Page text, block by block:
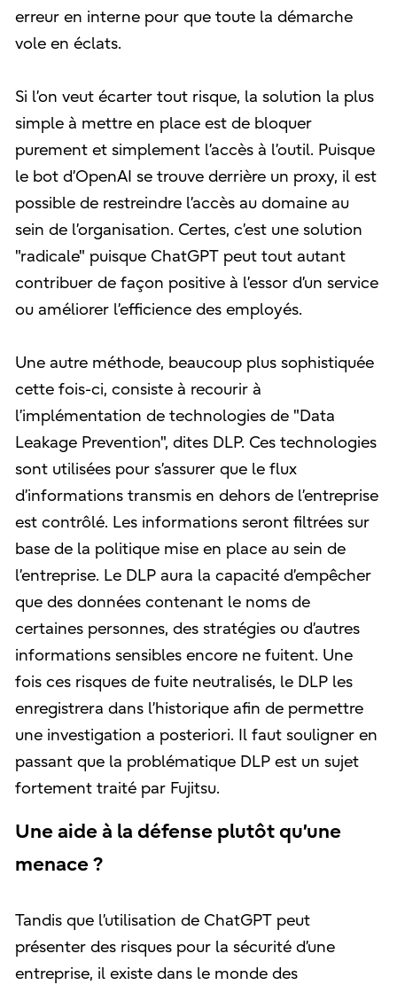
erreur en interne pour que toute la démarche
vole en éclats.
Si l’on veut écarter tout risque, la solution la plus
simple à mettre en place est de bloquer
purement et simplement l’accès à l’outil. Puisque
le bot d’OpenAI se trouve derrière un proxy, il est
possible de restreindre l’accès au domaine au
sein de l’organisation. Certes, c’est une solution
"radicale" puisque ChatGPT peut tout autant
contribuer de façon positive à l’essor d’un service
ou améliorer l’efficience des employés.
Une autre méthode, beaucoup plus sophistiquée
cette fois-ci, consiste à recourir à
l’implémentation de technologies de "Data
Leakage Prevention", dites DLP. Ces technologies
sont utilisées pour s’assurer que le flux
d’informations transmis en dehors de l’entreprise
est contrôlé. Les informations seront filtrées sur
base de la politique mise en place au sein de
l’entreprise. Le DLP aura la capacité d’empêcher
que des données contenant le noms de
certaines personnes, des stratégies ou d’autres
informations sensibles encore ne fuitent. Une
fois ces risques de fuite neutralisés, le DLP les
enregistrera dans l’historique afin de permettre
une investigation a posteriori. Il faut souligner en
passant que la problématique DLP est un sujet
fortement traité par Fujitsu.
Une aide à la défense plutôt qu’une
menace ?
Tandis que l’utilisation de ChatGPT peut
présenter des risques pour la sécurité d’une
entreprise, il existe dans le monde des